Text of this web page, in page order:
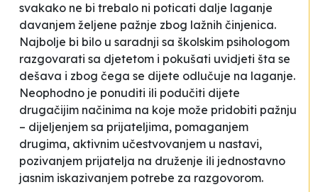
svakako ne bi trebalo ni poticati dalje laganje
davanjem željene pažnje zbog lažnih činjenica.
Najbolje bi bilo u saradnji sa školskim psihologom
razgovarati sa djetetom i pokušati uvidjeti šta se
dešava i zbog čega se dijete odlučuje na laganje.
Neophodno je ponuditi ili podučiti dijete
drugačijim načinima na koje može pridobiti pažnju
– dijeljenjem sa prijateljima, pomaganjem
drugima, aktivnim učestvovanjem u nastavi,
pozivanjem prijatelja na druženje ili jednostavno
jasnim iskazivanjem potrebe za razgovorom.